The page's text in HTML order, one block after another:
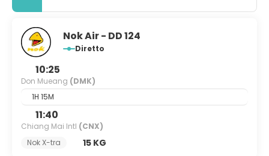
Nok Air - DD 124
Diretto
10:25
Don Mueang (DMK)
1H 15M
11:40
Chiang Mai Intl (CNX)
Nok X-tra
15 KG